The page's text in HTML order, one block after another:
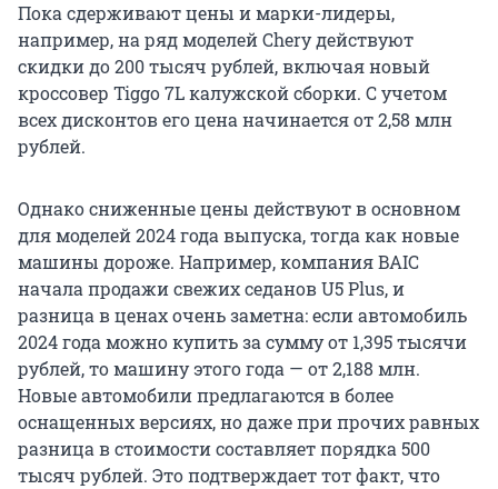
Пока сдерживают цены и марки-лидеры,
например, на ряд моделей Chery действуют
скидки до 200 тысяч рублей, включая новый
кроссовер Tiggo 7L калужской сборки. С учетом
всех дисконтов его цена начинается от 2,58 млн
рублей.
Однако сниженные цены действуют в основном
для моделей 2024 года выпуска, тогда как новые
машины дороже. Например, компания BAIC
начала продажи свежих седанов U5 Plus, и
разница в ценах очень заметна: если автомобиль
2024 года можно купить за сумму от 1,395 тысячи
рублей, то машину этого года — от 2,188 млн.
Новые автомобили предлагаются в более
оснащенных версиях, но даже при прочих равных
разница в стоимости составляет порядка 500
тысяч рублей. Это подтверждает тот факт, что